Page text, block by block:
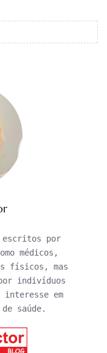
escritos por
médicos,
físicos, mas
indivíduos
interesse em
saúde.